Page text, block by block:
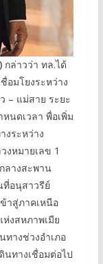
กล่าวว่า ทล.ได้
อมโยงระหว่าง
– แม่สาย ระยะ
นดเวลา พื่อเพิ่ม
งระหว่าง
หมายเลข 1
ลางสะพาน
ที่อนุสาวรีย์
าสู่ภาคเหนือ
งสหภาพเมีย
ทางช่วงอำเภอ
นทางเชื่อมต่อไป